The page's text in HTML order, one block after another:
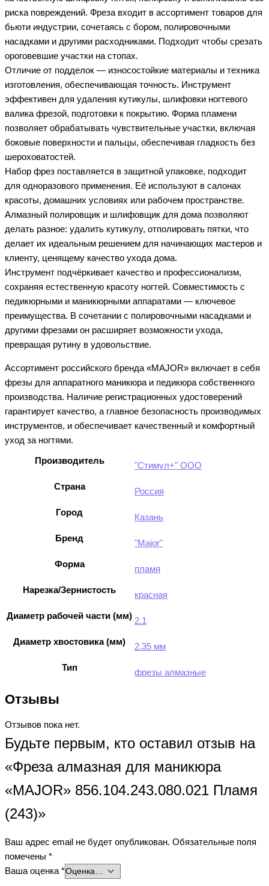
риска повреждений. Фреза входит в ассортимент товаров для
бьюти индустрии, сочетаясь с бором, полировочными
насадками и другими расходниками. Подходит чтобы срезать
ороговевшие участки на стопах.
Отличие от подделок — износостойкие материалы и техника
изготовления, обеспечивающая точность. Инструмент
эффективен для удаления кутикулы, шлифовки ногтевого
валика фрезой, подготовки к покрытию. Форма пламени
позволяет обрабатывать чувствительные участки, включая
боковые поверхности и пальцы, обеспечивая гладкость без
шероховатостей.
Набор фрез поставляется в защитной упаковке, подходит
для одноразового применения. Её используют в салонах
красоты, домашних условиях или рабочем пространстве.
Алмазный полировщик и шлифовщик для дома позволяют
делать разное: удалить кутикулу, отполировать пятки, что
делает их идеальным решением для начинающих мастеров и
клиенту, ценящему качество ухода дома.
Инструмент подчёркивает качество и профессионализм,
сохраняя естественную красоту ногтей. Совместимость с
педикюрными и маникюрными аппаратами — ключевое
преимущества. В сочетании с полировочными насадками и
другими фрезами он расширяет возможности ухода,
превращая рутину в удовольствие.
Ассортимент российского бренда «MAJOR» включает в себя
фрезы для аппаратного маникюра и педикюра собственного
производства. Наличие регистрационных удостоверений
гарантирует качество, а главное безопасность производимых
инструментов, и обеспечивает качественный и комфортный
уход за ногтями.
Производитель "Стимул+" ООО
Страна Россия
Город Казань
Бренд "Major"
Форма пламя
Нарезка/Зернистость красная
Диаметр рабочей части (мм) 2.1
Диаметр хвостовика (мм) 2.35 мм
Тип фрезы алмазные
Отзывы
Отзывов пока нет.
Будьте первым, кто оставил отзыв на
«Фреза алмазная для маникюра
«MAJOR» 856.104.243.080.021 Пламя
(243)»
Ваш адрес email не будет опубликован. Обязательные поля
помечены *
Ваша оценка *